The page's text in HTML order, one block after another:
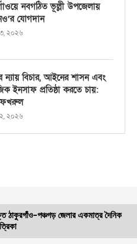
নবগঠিত ভূল্লী উপজেলায়
যোগদান
২০২৬
ন্যায় বিচার, আইনের শাসন এবং
ইনসাফ প্রতিষ্ঠা করতে চায়:
ফখরুল
২০২৬
ঠাকুরগাঁও-পঞ্চগড় জেলার একমাত্র দৈনিক